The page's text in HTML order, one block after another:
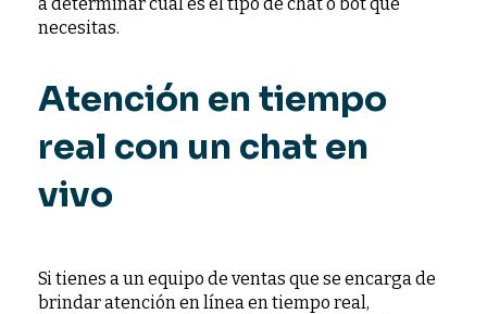
a determinar cuál es el tipo de chat o bot que
necesitas.
Atención en tiempo
real con un chat en
vivo
Si tienes a un equipo de ventas que se encarga de
brindar atención en línea en tiempo real,